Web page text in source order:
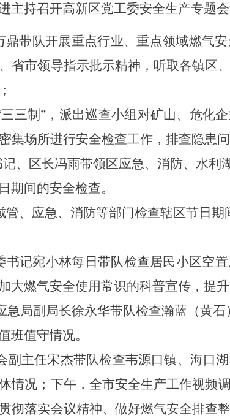
主持召开高新区党工委安全生产专题会
鼎带队开展重点行业、重点领域燃气
省市领导指示批示精神，听取各镇区
三制”，派出巡查小组对矿山、危化
集场所进行安全检查工作，排查隐患问
记、区长冯雨带领区应急、消防、水
期间的安全检查。
管、应急、消防等部门检查辖区节日
书记宛小林每日带队检查居民小区空
大燃气安全使用常识的科普宣传，提
急局副局长徐永华带队检查瀚蓝（黄
班值守情况。
副主任宋杰带队检查韦源口镇、海口
情况 ； 下午， 全市安全生产工作视频
彻落实会议精神、做好燃气安全排查